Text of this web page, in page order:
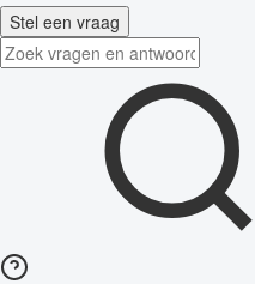
Stel een vraag